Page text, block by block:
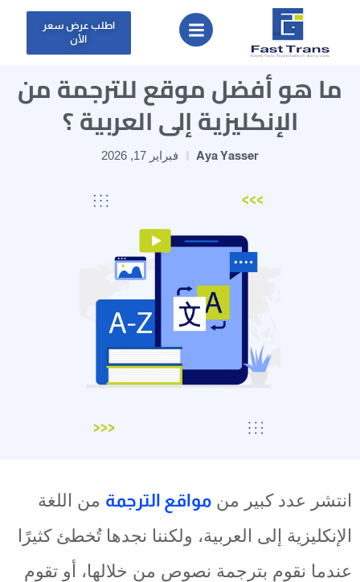
اطلب عرض سعر
الأن
ما هو أفضل موقع للترجمة من
الإنكليزية إلى العربية ؟
Aya Yasser فبراير 17, 2026
انتشر عدد كبير منمواقع الترجمةمن اللغة
الإنكليزية إلى العربية، ولكننا نجدها تُخطئ كثيرًا
عندما نقوم بترجمة نصوص من خلالها، أو تقوم